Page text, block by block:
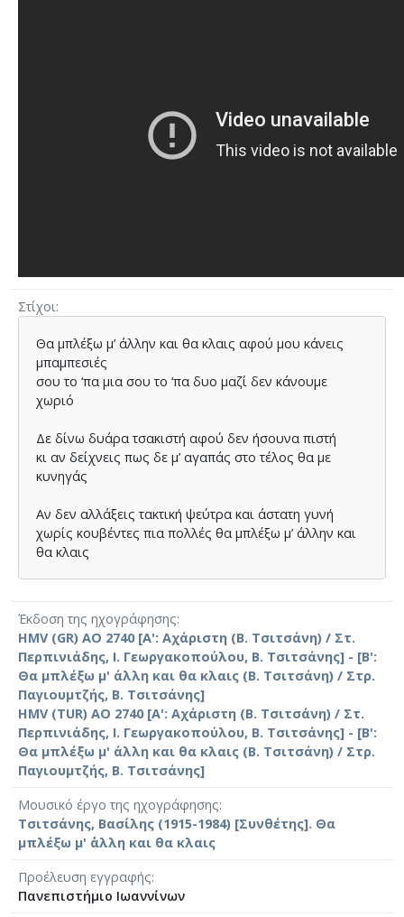
Στίχοι
Θα μπλέξω μ’ άλλην και θα κλαις αφού μου κάνεις
μπαμπεσιές
σου το ‘πα μια σου το ‘πα δυο μαζί δεν κάνουμε
χωριό
Δε δίνω δυάρα τσακιστή αφού δεν ήσουνα πιστή
κι αν δείχνεις πως δε μ’ αγαπάς στο τέλος θα με
κυνηγάς
Αν δεν αλλάξεις τακτική ψεύτρα και άστατη γυνή
χωρίς κουβέντες πια πολλές θα μπλέξω μ’ άλλην και
θα κλαις
Έκδοση της ηχογράφησης
HMV (GR) AO 2740 [Α': Αχάριστη (Β. Τσιτσάνη) / Στ.
Περπινιάδης, Ι. Γεωργακοπούλου, Β. Τσιτσάνης] - [Β':
Θα μπλέξω μ' άλλη και θα κλαις (Β. Τσιτσάνη) / Στρ.
Παγιουμτζής, Β. Τσιτσάνης]
HMV (TUR) AO 2740 [Α': Αχάριστη (Β. Τσιτσάνη) / Στ.
Περπινιάδης, Ι. Γεωργακοπούλου, Β. Τσιτσάνης] - [Β':
Θα μπλέξω μ' άλλη και θα κλαις (Β. Τσιτσάνη) / Στρ.
Παγιουμτζής, Β. Τσιτσάνης]
Μουσικό έργο της ηχογράφησης
Τσιτσάνης, Βασίλης (1915-1984) [Συνθέτης]. Θα
μπλέξω μ' ΄άλλη και θα κλαις
Προέλευση εγγραφής
Πανεπιστήμιο Ιωαννίνων